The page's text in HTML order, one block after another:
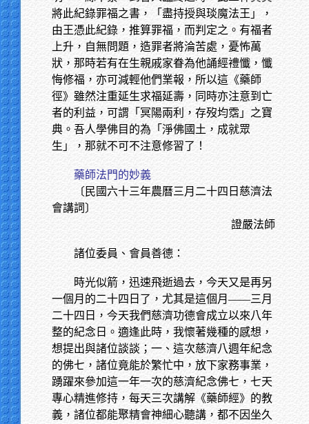
將此紀錄罪福之書，「盡持授與琰魔法王」，
由王憑此紀錄，推算罪福，而判定之。有福者
上升，自無問題，造罪者將淪苦處，憂怖萬
狀，那時若有在生親戚家眷為他誦經禮懺，懺
悔修福，亦可減輕他們業報，所以這《藥師
徑》雖然注重延生求福延壽，同時亦注意到亡
者的利益，可謂「冥陽兩利，存歿均霑」之寶
典。吾人學佛目的為「淨佛國土，成就眾
生」，那就不可不注意修習了！
藥師法門的妙義
〔民國六十三年農曆三月二十四日慈濟法
會講詞〕
證嚴法師
諸位委員、會員善德：
時光似箭，迅速飛逝過去，今天又是再另
一個月的二十四日了，尤其是這個月——三月
二十四日，今天我們慈濟功德會成立以來八年
整的紀念日。適逢此時，我懷著幾種的感想，
想提出與諸位談談；一、這次慈濟八週年紀念
的佛七，諸位竟能於繁忙中，放下家務事業，
踴躍來參加這一年一次的慈濟紀念佛七，七天
專心精進修持，每天三次講解《藥師經》的教
義，諸位都能聚精會神細心聽講，都不因坐久